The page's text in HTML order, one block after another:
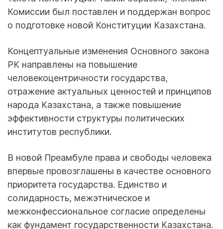
Комиссии был поставлен и поддержан вопрос
о подготовке новой Конституции Казахстана.
Концептуальные изменения Основного закона
РК направлены на повышение
человекоцентричности государства,
отражение актуальных ценностей и принципов
народа Казахстана, а также повышение
эффективности структуры политических
институтов республики.
В новой Преамбуле права и свободы человека
впервые провозглашены в качестве основного
приоритета государства. Единство и
солидарность, межэтническое и
межконфессиональное согласие определены
как фундамент государственности Казахстана.